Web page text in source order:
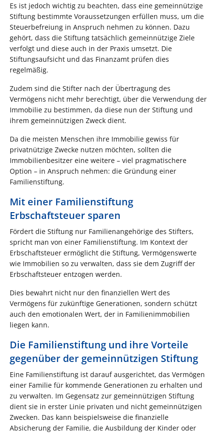
Es ist jedoch wichtig zu beachten, dass eine gemeinnützige
Stiftung bestimmte Voraussetzungen erfüllen muss, um die
Steuerbefreiung in Anspruch nehmen zu können. Dazu
gehört, dass die Stiftung tatsächlich gemeinnützige Ziele
verfolgt und diese auch in der Praxis umsetzt. Die
Stiftungsaufsicht und das Finanzamt prüfen dies
regelmäßig.
Zudem sind die Stifter nach der Übertragung des
Vermögens nicht mehr berechtigt, über die Verwendung der
Immobilie zu bestimmen, da diese nun der Stiftung und
ihrem gemeinnützigen Zweck dient.
Da die meisten Menschen ihre Immobilie gewiss für
privatnützige Zwecke nutzen möchten, sollten die
Immobilienbesitzer eine weitere – viel pragmatischere
Option – in Anspruch nehmen: die Gründung einer
Familienstiftung.
Mit einer Familienstiftung
Erbschaftsteuer sparen
Fördert die Stiftung nur Familienangehörige des Stifters,
spricht man von einer Familienstiftung. Im Kontext der
Erbschaftsteuer ermöglicht die Stiftung, Vermögenswerte
wie Immobilien so zu verwalten, dass sie dem Zugriff der
Erbschaftsteuer entzogen werden.
Dies bewahrt nicht nur den finanziellen Wert des
Vermögens für zukünftige Generationen, sondern schützt
auch den emotionalen Wert, der in Familienimmobilien
liegen kann.
Die Familienstiftung und ihre Vorteile
gegenüber der gemeinnützigen Stiftung
Eine Familienstiftung ist darauf ausgerichtet, das Vermögen
einer Familie für kommende Generationen zu erhalten und
zu verwalten. Im Gegensatz zur gemeinnützigen Stiftung
dient sie in erster Linie privaten und nicht gemeinnützigen
Zwecken. Das kann beispielsweise die finanzielle
Absicherung der Familie, die Ausbildung der Kinder oder